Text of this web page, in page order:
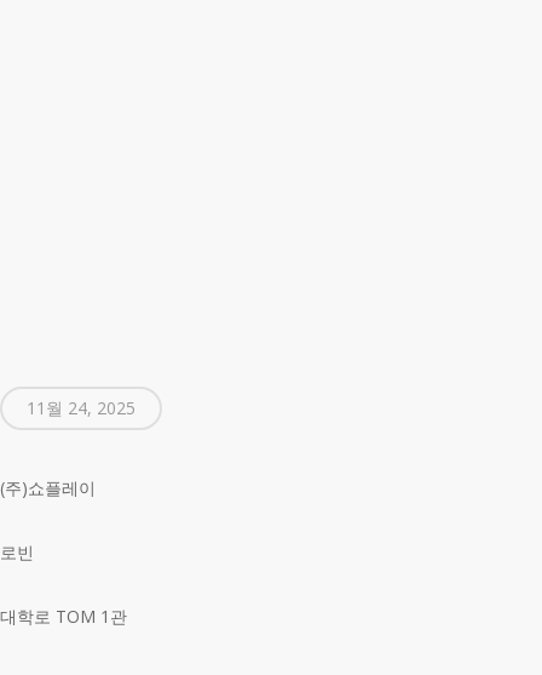
11월 24, 2025
(주)쇼플레이
로빈
대학로 TOM 1관